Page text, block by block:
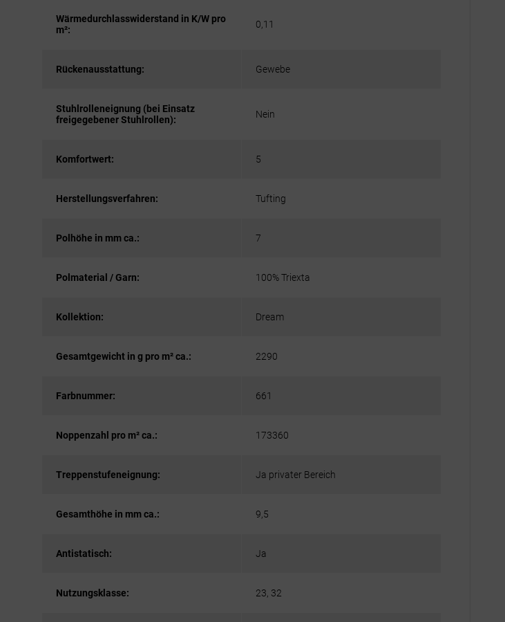
Wärmedurchlasswiderstand in K/W pro
m²:
0,11
Rückenausstattung: Gewebe
Stuhlrolleneignung (bei Einsatz
freigegebener Stuhlrollen):
Nein
Komfortwert: 5
Herstellungsverfahren: Tufting
Polhöhe in mm ca.: 7
Polmaterial / Garn: 100% Triexta
Kollektion: Dream
Gesamtgewicht in g pro m² ca.: 2290
Farbnummer: 661
Noppenzahl pro m² ca.: 173360
Treppenstufeneignung: Ja privater Bereich
Gesamthöhe in mm ca.: 9,5
Antistatisch: Ja
Nutzungsklasse: 23, 32